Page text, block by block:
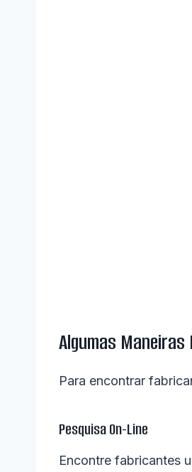
Algumas
Para encontrar
Pesquisa On-Line
Encontre fabricantes